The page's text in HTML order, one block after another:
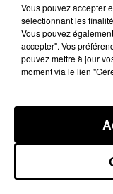
-Accueil, écoute
Outils
sont pas
pour aider les
Vous pouvez accepter
sélectionnant les
Vous pouvez
accepter". Vos
pouvez mettre à jour
moment via le lien